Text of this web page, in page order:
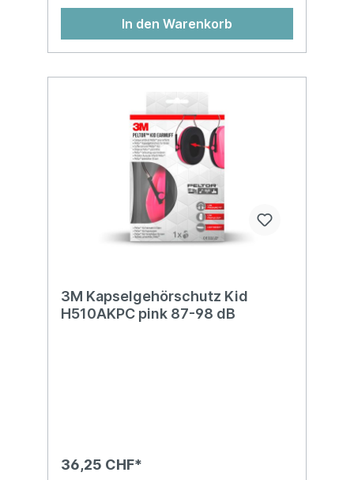
In den Warenkorb
3M Kapselgehörschutz Kid
H510AKPC pink 87-98 dB
36,25 CHF*